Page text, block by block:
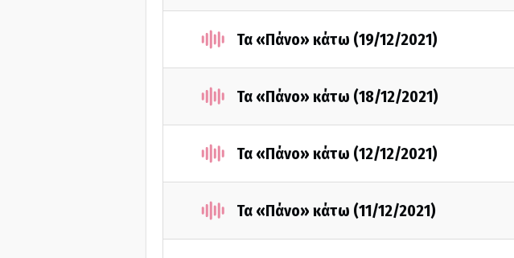
Τα «Πάνο» κάτω (19/12/2021)
Τα «Πάνο» κάτω (18/12/2021)
Τα «Πάνο» κάτω (12/12/2021)
Τα «Πάνο» κάτω (11/12/2021)